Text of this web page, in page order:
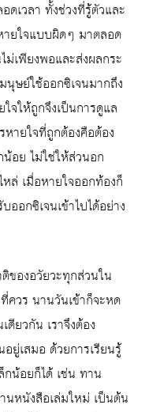
ดเวลา ทั้งช่วงที่รู้ตัวและ
ยใจแบบผิดๆ มาตลอด
ม่เพียงพอและส่งผลกระ
นุษย์ใช้ออกซิเจนมากถึง
จให้ถูกจึงเป็นการดูแล
ายใจที่ถูกต้องคือต้อง
น้อย ไม่ใช่ให้ส่วนอก
ล่ เมื่อหายใจออกท้องก็
ออกซิเจนเข้าไปได้อย่าง
ของอวัยวะทุกส่วนใน
ควร นานวันเข้าก็จะหด
ดียวกัน เราจึงต้อง
ยู่เสมอ ด้วยการเรียนรู้
กน้อยก็ได้ เช่น ทาน
หนังสือเล่มใหม่ เป็นต้น